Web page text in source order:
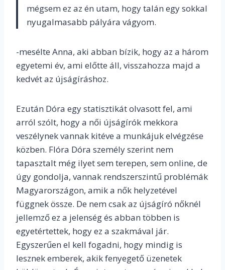
mégsem ez az én utam, hogy talán egy sokkal
nyugalmasabb pályára vágyom.
-mesélte Anna, aki abban bízik, hogy az a három
egyetemi év, ami előtte áll, visszahozza majd a
kedvét az újságíráshoz.
Ezután Dóra egy statisztikát olvasott fel, ami
arról szólt, hogy a női újságírók mekkora
veszélynek vannak kitéve a munkájuk elvégzése
közben. Flóra Dóra személy szerint nem
tapasztalt még ilyet sem terepen, sem online, de
úgy gondolja, vannak rendszerszintű problémák
Magyarországon, amik a nők helyzetével
függnek össze. De nem csak az újságíró nőknél
jellemző ez a jelenség és abban többen is
egyetértettek, hogy ez a szakmával jár.
Egyszerűen el kell fogadni, hogy mindig is
lesznek emberek, akik fenyegető üzenetek